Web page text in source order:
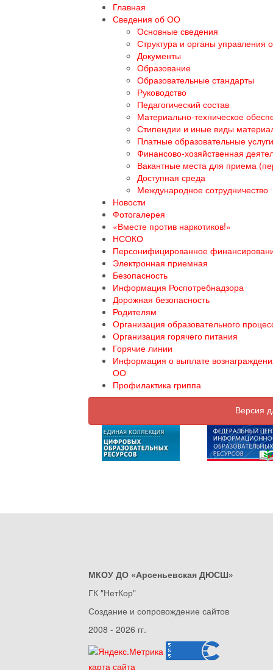
Главная
Сведения об ОО
Основные сведения
Структура и органы управления
Документы
Образование
Образовательные стандарты
Руководство
Педагогический состав
Материально-техническое
Стипендии и иные виды
Платные образовательные услуги
Финансово-хозяйственная
Вакантные места для приема
Доступная среда
Международное сотрудничество
Новости
Фотогалерея
«Вместе против наркотиков!»
НСОКО
Персонифицированное
Электронная приемная
Безопасность
Информация Роспотребнадзора
Дорожная безопасность
Родителям
Организация образовательного
Организация горячего питания
Горячие линии
Информация о выплате
ОО
Профилактика гриппа
Версия
МКОУ ДО «Арсеньевская ДЮСШ»
ГК "НетКор"
Создание и сопровождение сайтов
2008 - 2026 гг.
карта сайта